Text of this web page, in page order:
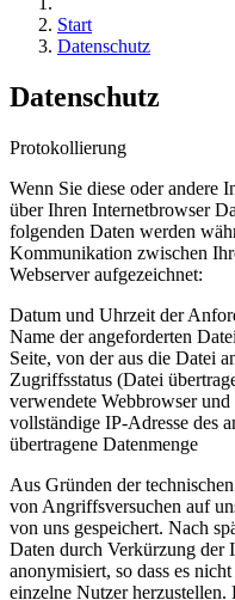
Start
Datenschutz
Datenschutz
Protokollierung
Wenn Sie diese oder andere
über Ihren Internetbrowser
folgenden Daten werden
Kommunikation zwischen
Webserver aufgezeichnet:
Datum und Uhrzeit der
Name der angeforderten Datei
Seite, von der aus die Datei
Zugriffsstatus (Datei
verwendete Webbrowser
vollständige IP-Adresse des
übertragene Datenmenge
Aus Gründen der
von Angriffsversuchen auf
von uns gespeichert. Nach
Daten durch Verkürzung der
anonymisiert, so dass es
einzelne Nutzer